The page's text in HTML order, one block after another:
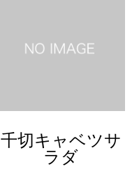
千切キャベツサ
ラダ